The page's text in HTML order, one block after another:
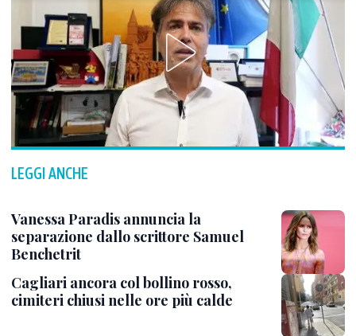
LEGGI ANCHE
Vanessa Paradis annuncia la
separazione dallo scrittore Samuel
Benchetrit
Cagliari ancora col bollino rosso,
cimiteri chiusi nelle ore più calde